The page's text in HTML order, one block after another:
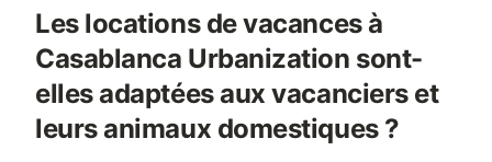
Les locations de vacances à
Casablanca Urbanization sont-
elles adaptées aux vacanciers et
leurs animaux domestiques ?